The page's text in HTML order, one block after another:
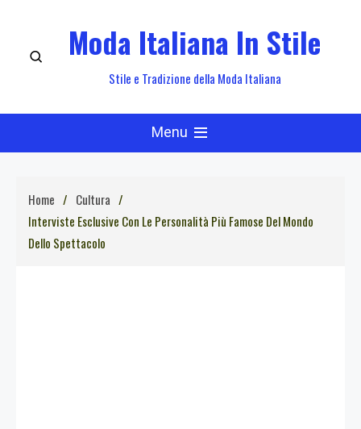
content
Moda Italiana In Stile
Stile e Tradizione della Moda Italiana
Menu
Home
Cultura
Interviste Esclusive Con Le Personalità Più Famose Del Mondo
Dello Spettacolo